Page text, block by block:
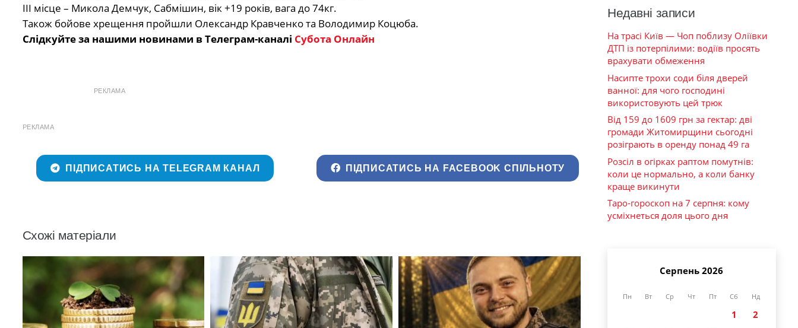
ІІІ місце – Микола Демчук, Сабмішин, вік +19 років, вага до 74кг.
Також бойове хрещення пройшли Олександр Кравченко та Володимир Коцюба.
Слідкуйте за нашими новинами в Телеграм-каналі Субота Онлайн
РЕКЛАМА
РЕКЛАМА
ПІДПИСАТИСЬ НА TELEGRAM КАНАЛ ПІДПИСАТИСЬ НА FACEBOOK СПІЛЬНОТУ
Схожі матеріали
Недавні записи
На трасі Київ — Чоп поблизу Оліївки
ДТП із потерпілими: водіїв просять
врахувати обмеження
Насипте трохи соди біля дверей
ванної: для чого господині
використовують цей трюк
Від 159 до 1609 грн за гектар: дві
громади Житомирщини сьогодні
розіграють в оренду понад 49 га
Розсіл в огірках раптом помутнів:
коли це нормально, а коли банку
краще викинути
Таро-гороскоп на 7 серпня: кому
усміхнеться доля цього дня
Серпень 2026
Пн Вт Ср Чт Пт Сб Нд
1
2